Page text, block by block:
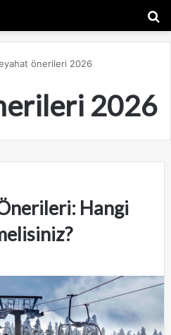
önerileri 2026
2026
Hangi